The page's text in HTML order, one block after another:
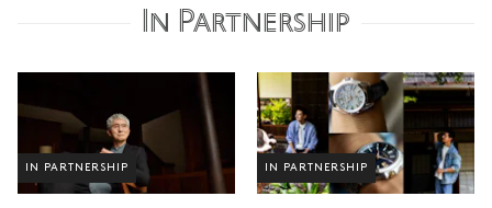
In Partnership
IN PARTNERSHIP IN PARTNERSHIP